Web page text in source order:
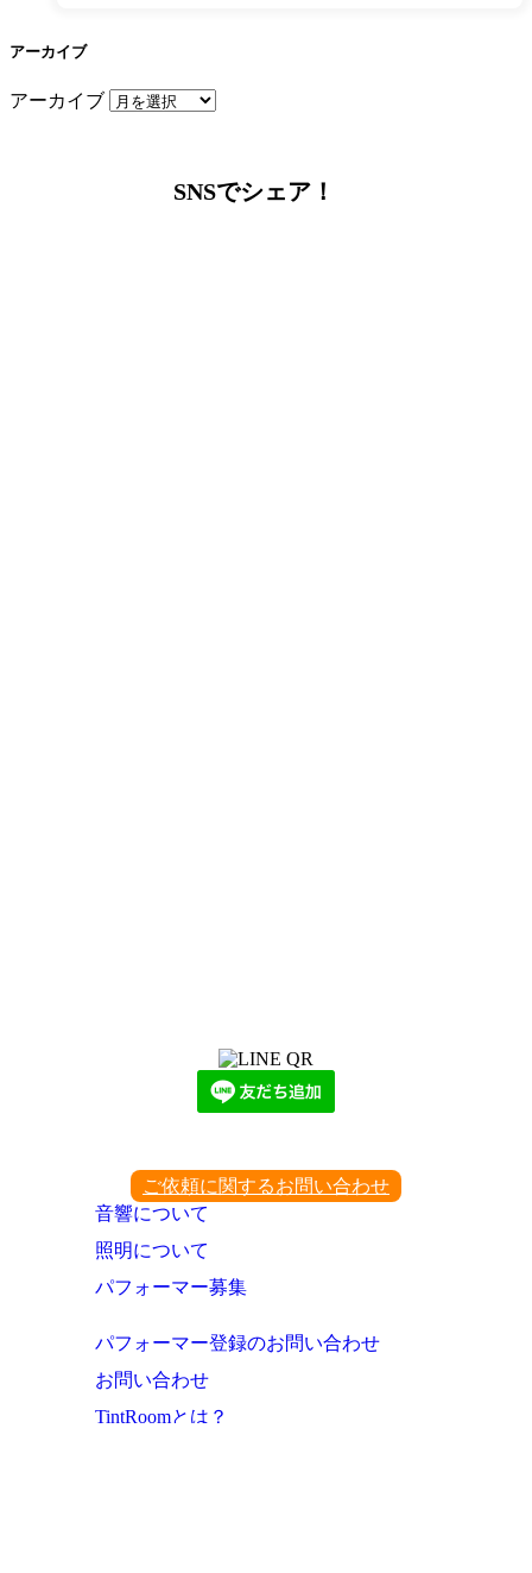
アーカイブ
アーカイブ
SNSでシェア！
ご依頼に関するお問い合わせ
音響について
照明について
パフォーマー募集
パフォーマー登録のお問い合わせ
お問い合わせ
TintRoomとは？